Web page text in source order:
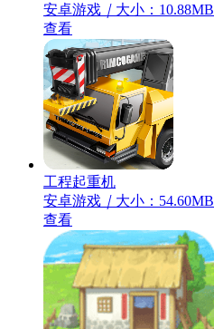
安卓游戏 ｜ 大小：10.88MB
查看
工程起重机
安卓游戏 ｜ 大小：54.60MB
查看